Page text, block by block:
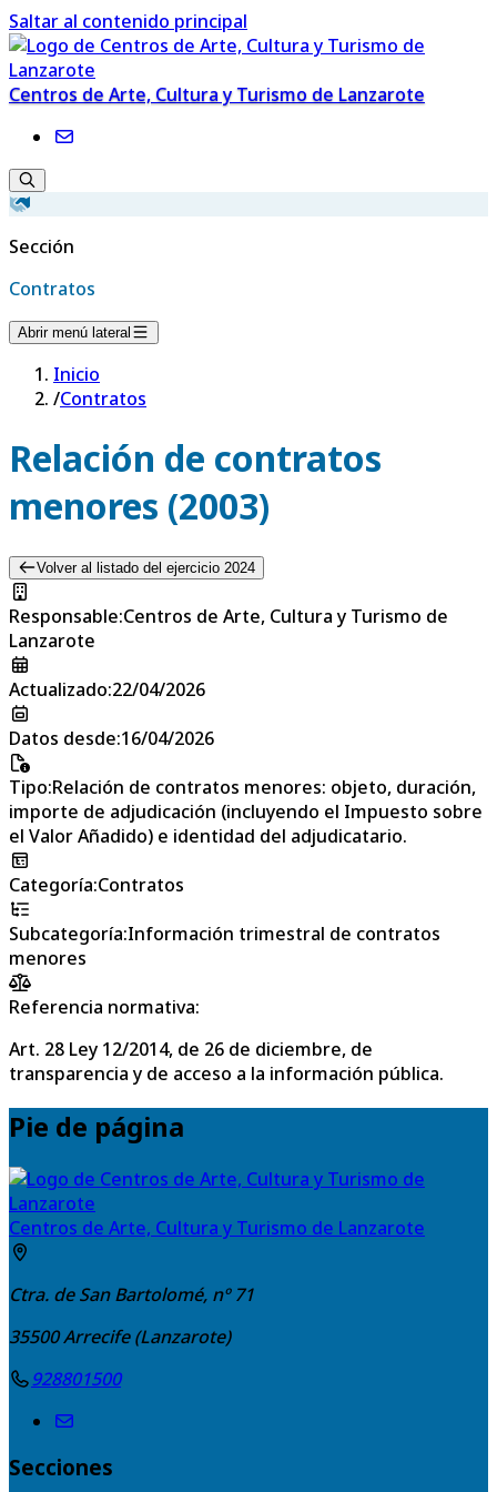
Saltar al contenido principal
Centros de Arte, Cultura y Turismo de Lanzarote
Sección
Contratos
Abrir menú lateral
Inicio
/Contratos
Relación de contratos
menores (2003)
Volver al listado del ejercicio 2024
Responsable:Centros de Arte, Cultura y Turismo de
Lanzarote
Actualizado:22/04/2026
Datos desde:16/04/2026
Tipo:Relación de contratos menores: objeto, duración,
importe de adjudicación (incluyendo el Impuesto sobre
el Valor Añadido) e identidad del adjudicatario.
Categoría:Contratos
Subcategoría:Información trimestral de contratos
menores
Referencia normativa:
Art. 28 Ley 12/2014, de 26 de diciembre, de
transparencia y de acceso a la información pública.
Pie de página
Centros de Arte, Cultura y Turismo de Lanzarote
Ctra. de San Bartolomé, nº 71
35500Arrecife (Lanzarote)
928801500
Secciones